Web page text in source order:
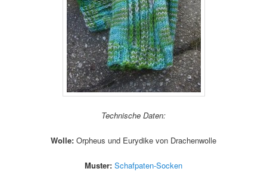
Technische Daten:
Wolle: Orpheus und Eurydike von Drachenwolle
Muster: Schafpaten-Socken